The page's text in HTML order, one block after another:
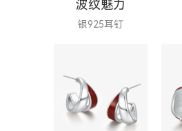
波纹魅力
银925耳钉